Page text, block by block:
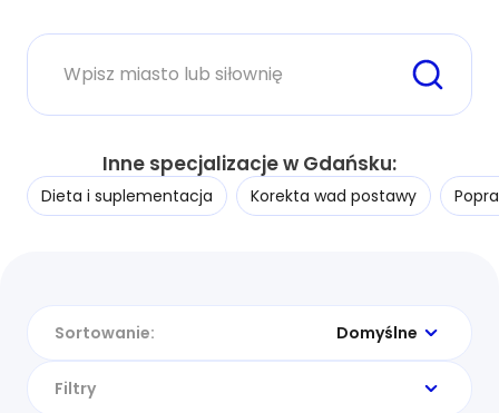
Miasto lub siłownia
Inne specjalizacje w Gdańsku:
Dieta i suplementacja Korekta wad postawy
Sortowanie: Domyślne
Filtry